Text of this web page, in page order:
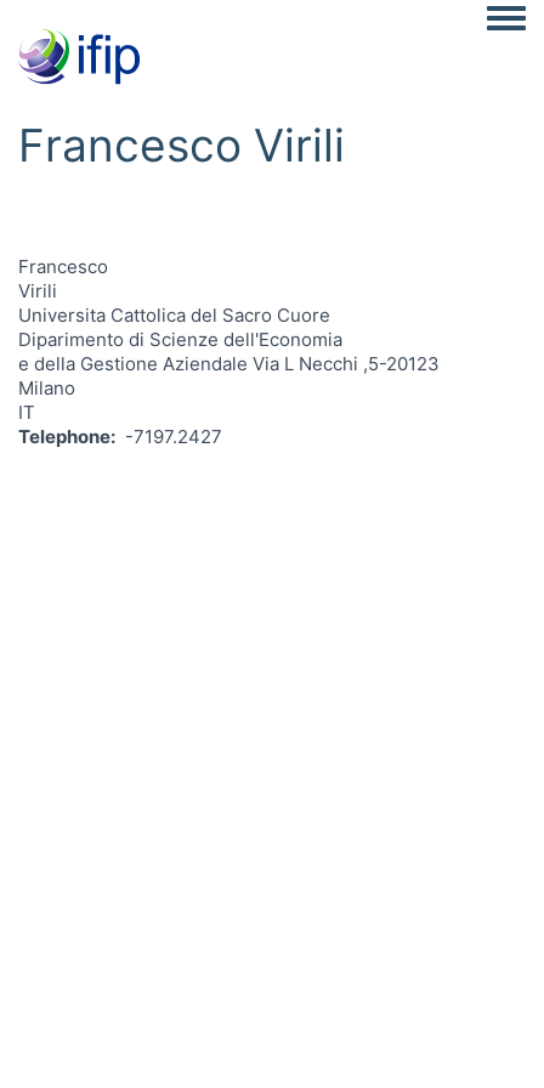
Francesco Virili
Francesco
Virili
Universita Cattolica del Sacro Cuore
Diparimento di Scienze dell'Economia
e della Gestione Aziendale Via L Necchi ,5-20123
Milano
IT
Telephone
-7197.2427